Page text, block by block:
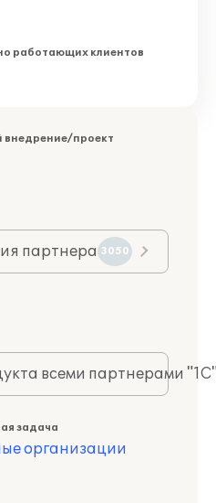
работающих клиентов
внедрение/проект
партнера 3050
всеми партнерами
задача
организации